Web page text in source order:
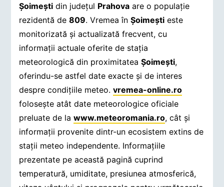
Şoimeşti din județul Prahova are o populație
rezidentă de809. Vremea înŞoimeşti este
monitorizată și actualizată frecvent, cu
informații actuale oferite de stația
meteorologică din proximitateaŞoimeşti,
oferindu-se astfel date exacte și de interes
despre condițiile meteo.vremea-online.ro
folosește atât date meteorologice oficiale
preluate de lawww.meteoromania.ro, cât și
informații provenite dintr-un ecosistem extins de
stații meteo independente. Informațiile
prezentate pe această pagină cuprind
temperatură, umiditate, presiunea atmosferică,